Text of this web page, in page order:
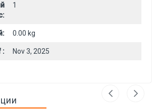
1
0.00 kg
: Nov 3, 2025